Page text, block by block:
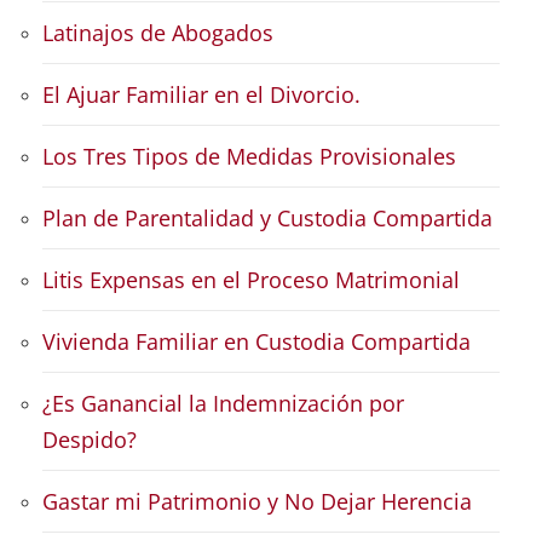
Latinajos de Abogados
El Ajuar Familiar en el Divorcio.
Los Tres Tipos de Medidas Provisionales
Plan de Parentalidad y Custodia Compartida
Litis Expensas en el Proceso Matrimonial
Vivienda Familiar en Custodia Compartida
¿Es Ganancial la Indemnización por
Despido?
Gastar mi Patrimonio y No Dejar Herencia